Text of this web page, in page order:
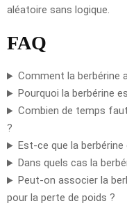
aléatoire sans logique.
FAQ
Comment la berbérine
Pourquoi la berbérine
Combien de temps
?
Est-ce que la
Dans quels cas la
Peut-on associer la
pour la perte de poids ?